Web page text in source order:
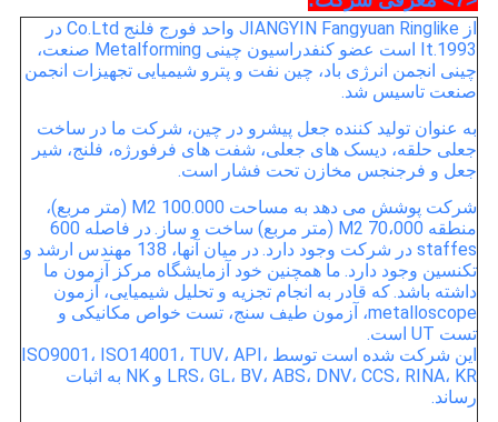
از JIANGYIN Fangyuan Ringlike واحد فورج فلنج Co.Ltd در
1993.It است عضو کنفدراسیون چینی Metalforming صنعت،
چینی انجمن انرژی باد، چین نفت و پترو شیمیایی تجهیزات انجمن
صنعت تاسیس شد.
به عنوان تولید کننده جعل پیشرو در چین، شرکت ما در ساخت
جعلی حلقه، دیسک های جعلی، شفت های فرفورژه، فلنج، شیر
جعل و فرجنجس مخازن تحت فشار است.
شرکت پوشش می دهد به مساحت 100.000 M2 (متر مربع)،
منطقه 70،000 M2 (متر مربع) ساخت و ساز.
در فاصله 600
staffes در شرکت وجود دارد.
در میان آنها، 138 مهندس ارشد و
تکنسین وجود دارد. ما همچنین خود آزمایشگاه مرکز آزمون ما
داشته باشد. که قادر به انجام تجزیه و تحلیل شیمیایی، آزمون
metalloscope، آزمون طیف سنج، تست خواص مکانیکی و
تست UT است.
این شرکت شده است توسط ISO9001، ISO14001، TUV، API،
LRS، GL، BV، ABS، DNV، CCS، RINA، KR و NK به اثبات
رساند.